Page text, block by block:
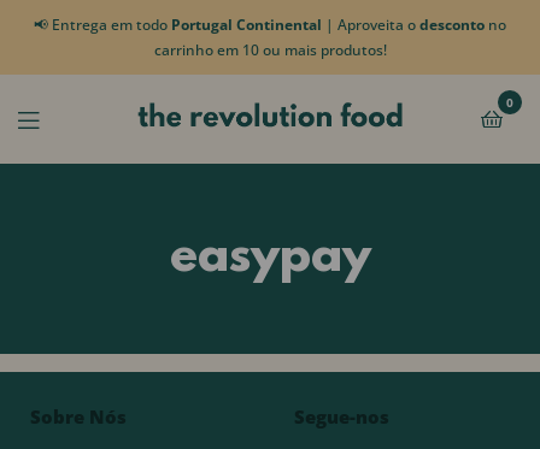
📢 Entrega em todo Portugal Continental | Aproveita odesconto no
carrinho em 10 ou mais produtos!
0
easypay
Sobre Nós Segue-nos